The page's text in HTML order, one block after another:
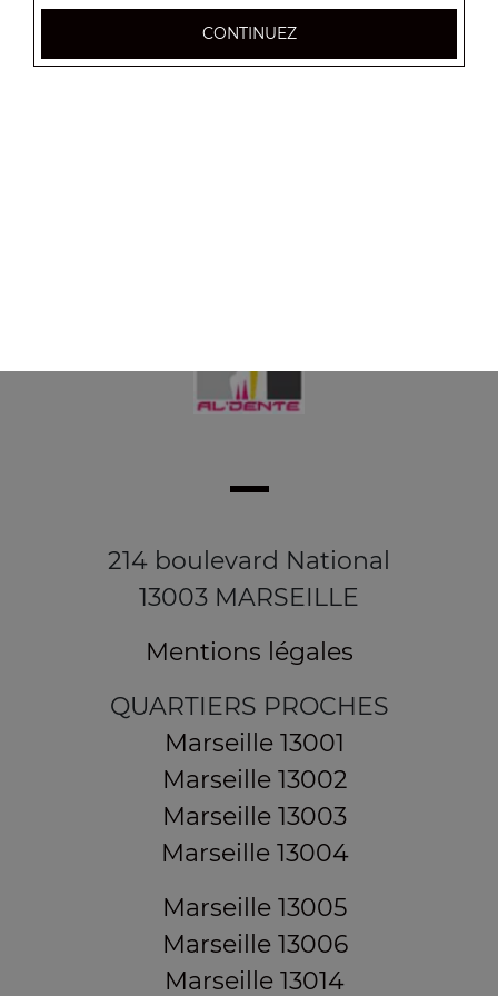
Panini saumon au thon
5.50€
214 boulevard National
13003 MARSEILLE
Mentions légales
QUARTIERS PROCHES
Marseille 13001
Marseille 13002
Marseille 13003
Marseille 13004
Marseille 13005
Marseille 13006
Marseille 13014
CONTINUEZ